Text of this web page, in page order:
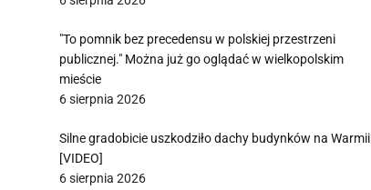
"To pomnik bez precedensu w polskiej przestrzeni
publicznej." Można już go oglądać w wielkopolskim
mieście
6 sierpnia 2026
Silne gradobicie uszkodziło dachy budynków na Warmii
[VIDEO]
6 sierpnia 2026